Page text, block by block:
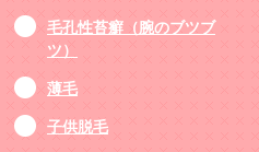
毛孔性苔癬（腕のブツブ
ツ）
薄毛
子供脱毛